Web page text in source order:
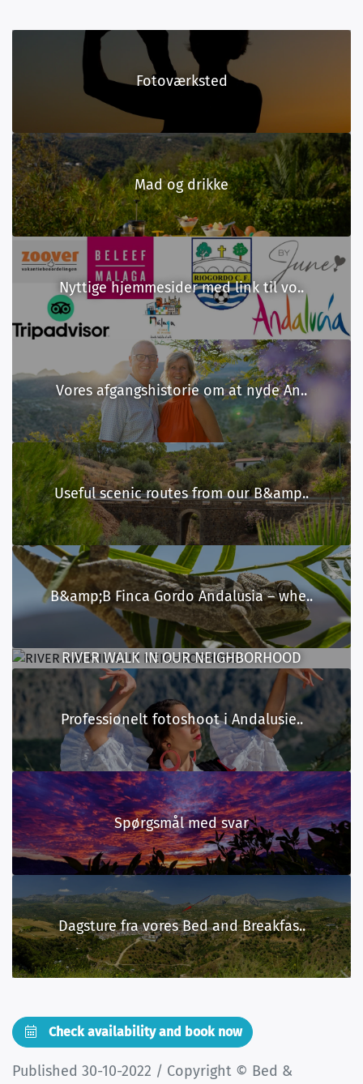
Fotoværksted
Spørgsmål med svar
Mad og drikke
Dagsture fra vores Bed and Breakfas..
Professionelt fotoshoot i Andalusie..
Nyttige hjemmesider med link til vo..
Vores afgangshistorie om at nyde An..
Useful scenic routes from our B&amp..
B&amp;B Finca Gordo Andalusia – whe..
RIVER WALK IN OUR NEIGHBORHOOD
Check availability and book now
Published 30-10-2022 / Copyright © Bed &